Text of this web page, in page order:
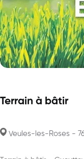
Terrain à bâtir
Veules-les-Roses -